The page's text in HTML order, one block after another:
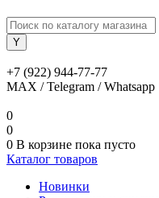
+7 (922) 944-77-77
MAX / Telegram / Whatsapp
0
0
0 В корзине пока пусто
Каталог товаров
Новинки